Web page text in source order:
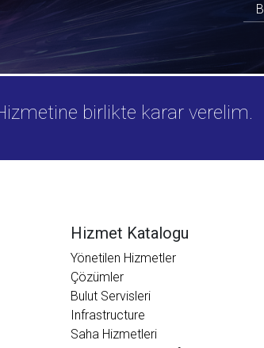
birlikte karar verelim.
Hizmet Katalogu
Yönetilen Hizmetler
Çözümler
Bulut Servisleri
Infrastructure
Saha Hizmetleri